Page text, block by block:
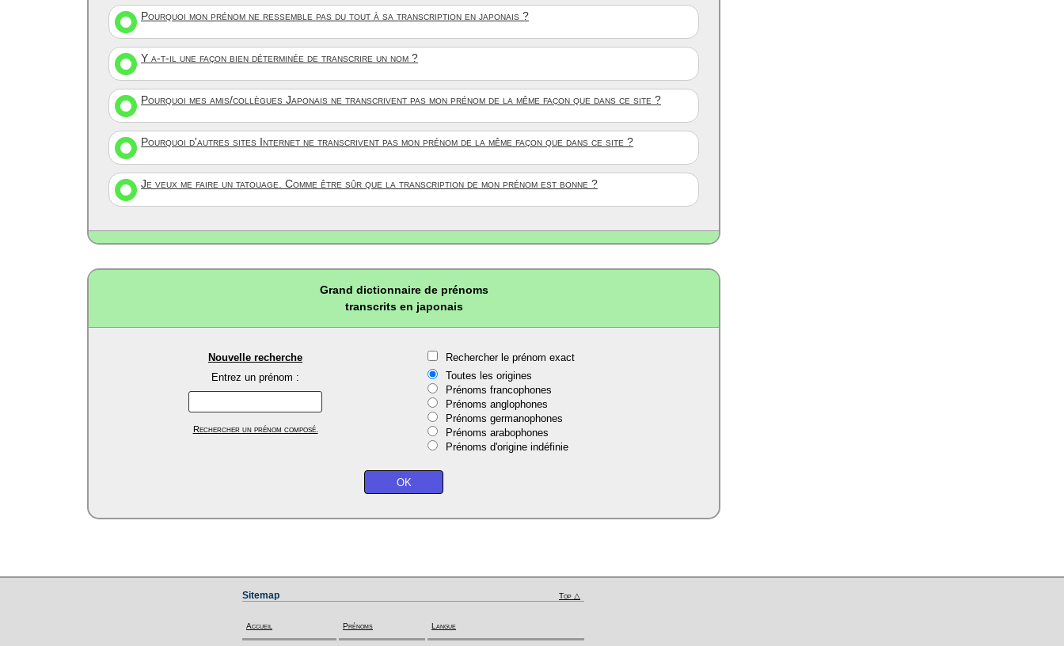
Pourquoi mon prénom ne ressemble pas du tout à sa transcription en japonais ?
Y a-t-il une façon bien déterminée de transcrire un nom ?
Pourquoi mes amis/collègues Japonais ne transcrivent pas mon prénom de la même façon que dans ce site ?
Pourquoi d'autres sites Internet ne transcrivent pas mon prénom de la même façon que dans ce site ?
Je veux me faire un tatouage. Comme être sûr que la transcription de mon prénom est bonne ?
Grand dictionnaire de prénoms
transcrits en japonais
Nouvelle recherche
Entrez un prénom :
Rechercher un prénom composé.
Rechercher le prénom exact
Toutes les origines
Prénoms francophones
Prénoms anglophones
Prénoms germanophones
Prénoms arabophones
Prénoms d'origine indéfinie
Sitemap Top △
Accueil Prénoms Langue